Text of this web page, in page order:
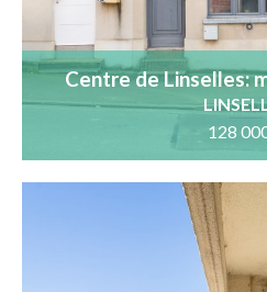
Centre de Linselles:
128